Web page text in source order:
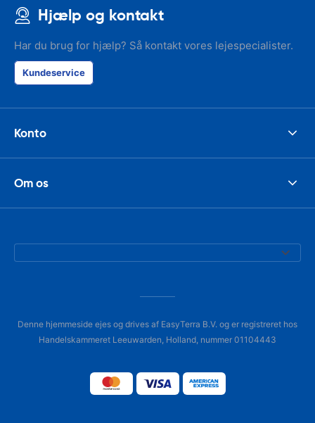
Hjælp og kontakt
Har du brug for hjælp? Så kontakt vores lejespecialister.
Kundeservice
Konto
Om os
Denne hjemmeside ejes og drives af EasyTerra B.V. og er registreret hos
Handelskammeret Leeuwarden, Holland, nummer 01104443